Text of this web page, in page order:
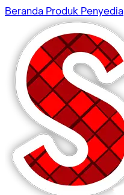
Beranda Produk Penyedia